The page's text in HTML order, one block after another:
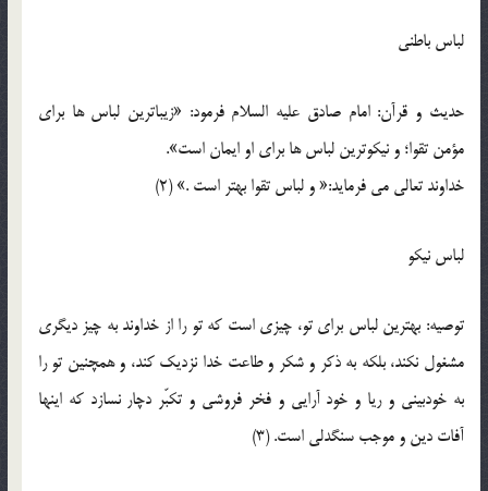
لباس باطني
حديث و قرآن: امام صادق عليه السلام فرمود: «زيباترين لباس ها براي
مؤمن تقوا؛ و نيکوترين لباس ها براي او ايمان است».
خداوند تعالي مي فرمايد:« و لباس تقوا بهتر است .» (2)
لباس نيکو
توصيه: بهترين لباس براي تو، چيزي است که تو را از خداوند به چيز ديگري
مشغول نکند، بلکه به ذکر و شکر و طاعت خدا نزديک کند، و همچنين تو را
به خودبيني و ريا و خود آرايي و فخر فروشي و تکبّر دچار نسازد که اينها
آفات دين و موجب سنگدلي است. (3)